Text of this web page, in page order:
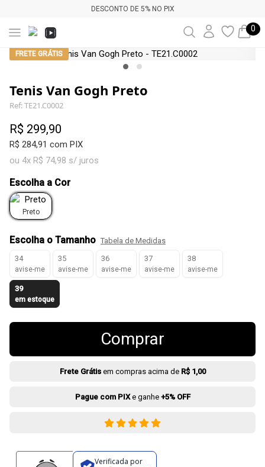
DESCONTO DE 5% NO PIX
0
FRETE GRÁTIS
Tenis Van Gogh Preto
Ref: TE21.C0002
R$ 299,90
R$ 284,91 com PIX
ou 4x R$ 74,98 s/ juros
Escolha a Cor
Preto
Escolha o Tamanho Tabela de Medidas
34
avise-me
35
avise-me
36
avise-me
37
avise-me
38
avise-me
39
em estoque
Comprar
Frete Grátisem compras acima de R$ 1,00
Pague com PIXe ganhe +5% OFF
Verificada por